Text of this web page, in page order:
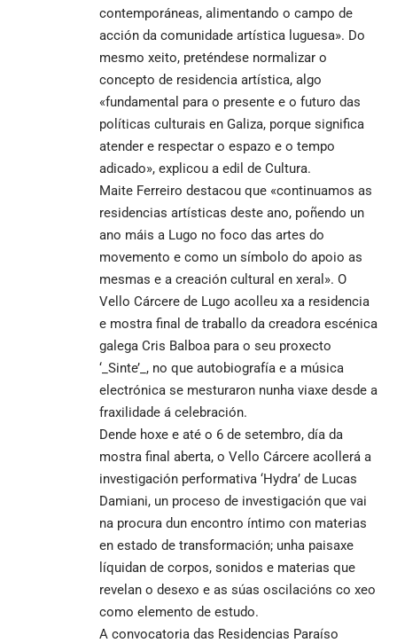
contemporáneas, alimentando o campo de
acción da comunidade artística luguesa». Do
mesmo xeito, preténdese normalizar o
concepto de residencia artística, algo
«fundamental para o presente e o futuro das
políticas culturais en Galiza, porque significa
atender e respectar o espazo e o tempo
adicado», explicou a edil de Cultura.
Maite Ferreiro destacou que «continuamos as
residencias artísticas deste ano, poñendo un
ano máis a Lugo no foco das artes do
movemento e como un símbolo do apoio as
mesmas e a creación cultural en xeral». O
Vello Cárcere de Lugo acolleu xa a residencia
e mostra final de traballo da creadora escénica
galega Cris Balboa para o seu proxecto
‘_Sinte’_, no que autobiografía e a música
electrónica se mesturaron nunha viaxe desde a
fraxilidade á celebración.
Dende hoxe e até o 6 de setembro, día da
mostra final aberta, o Vello Cárcere acollerá a
investigación performativa ‘Hydra’ de Lucas
Damiani, un proceso de investigación que vai
na procura dun encontro íntimo con materias
en estado de transformación; unha paisaxe
líquidan de corpos, sonidos e materias que
revelan o desexo e as súas oscilacións co xeo
como elemento de estudo.
A convocatoria das Residencias Paraíso